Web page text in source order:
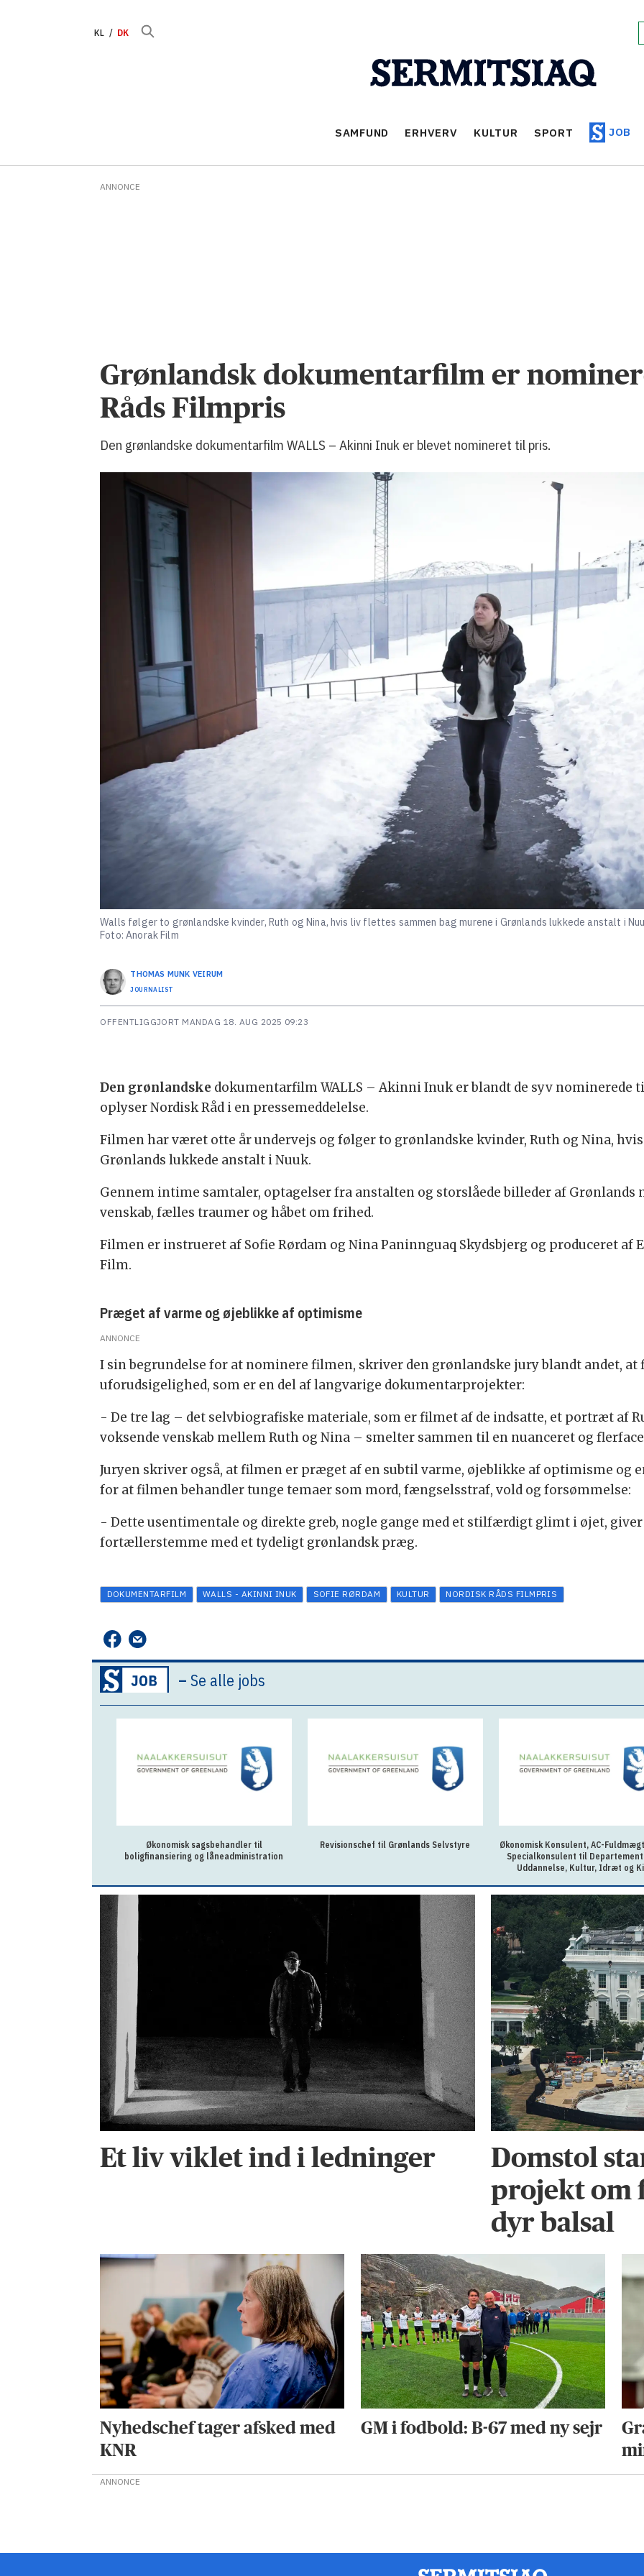
KL DK
SAMFUND ERHVERV KULTUR SPORT JOB
ANNONCE
Grønlandsk dokumentarfilm er
Råds Filmpris
Den grønlandske dokumentarfilm WALLS – Akinni Inuk er blevet nomineret til pris.
Walls følger to grønlandske kvinder, Ruth og Nina, hvis liv flettes sammen bag murene i Grønlands lukkede anstalt i
Foto: Anorak Film
THOMAS MUNK VEIRUM
JOURNALIST
OFFENTLIGGJORT MANDAG 18. AUG 2025 09:23
Den grønlandske dokumentarfilm WALLS – Akinni Inuk er blandt de syv nominerede
oplyser Nordisk Råd i en pressemeddelelse.
Filmen har været otte år undervejs og følger to grønlandske kvinder, Ruth og Nina,
Grønlands lukkede anstalt i Nuuk.
Gennem intime samtaler, optagelser fra anstalten og storslåede billeder af
venskab, fælles traumer og håbet om frihed.
Filmen er instrueret af Sofie Rørdam og Nina Paninnguaq Skydsbjerg og produceret
Film.
Præget af varme og øjeblikke af optimisme
ANNONCE
I sin begrundelse for at nominere filmen, skriver den grønlandske jury blandt andet,
uforudsigelighed, som er en del af langvarige dokumentarprojekter:
- De tre lag – det selvbiografiske materiale, som er filmet af de indsatte, et portræt af
voksende venskab mellem Ruth og Nina – smelter sammen til en nuanceret og
Juryen skriver også, at filmen er præget af en subtil varme, øjeblikke af optimisme og
for at filmen behandler tunge temaer som mord, fængselsstraf, vold og forsømmelse:
- Dette usentimentale og direkte greb, nogle gange med et stilfærdigt glimt i øjet,
fortællerstemme med et tydeligt grønlandsk præg.
DOKUMENTARFILM WALLS - AKINNI INUK SOFIE RØRDAM KULTUR NORDISK RÅDS FILMPRIS
– Se alle jobs
Økonomisk sagsbehandler til
boligfinansiering og låneadministration
Revisionschef til Grønlands Selvstyre
Økonomisk Konsulent, AC-
Specialkonsulent til
Uddannelse, Kultur, Idræt og
Et liv viklet ind i ledninger
Domstol
projekt om
dyr balsal
Nyhedschef tager afsked med
KNR
GM i fodbold: B-67 med ny sejr
ANNONCE